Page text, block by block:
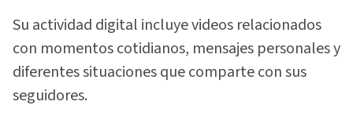
Su actividad digital incluye videos relacionados
con momentos cotidianos, mensajes personales y
diferentes situaciones que comparte con sus
seguidores.